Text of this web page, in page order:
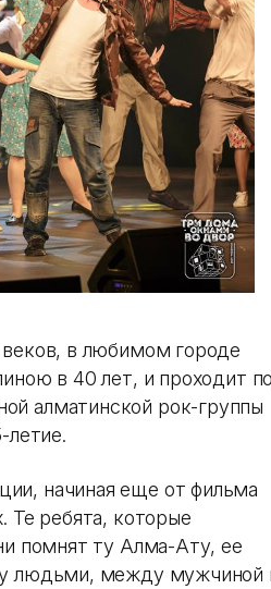
веков, в любимом городе
в 40 лет, и проходит
алматинской рок-группы
начиная еще от фильма
Те ребята, которые
помнят ту Алма-Ату, ее
людьми, между мужчиной